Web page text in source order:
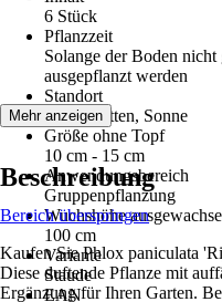
6 Stück
Pflanzzeit
Solange der Boden
ausgepflanzt werden
Standort
Halbschatten, Sonne
Größe ohne Topf
10 cm - 15 cm
Anwendungsbereich
Gruppenpflanzung
Wuchshöhe
100 cm
Variante
Staude
EAN
Mehr anzeigen
Beschreibung
Bereich überspringen
Kaufen Sie Phlox paniculata
Diese duftende Pflanze mit
Ergänzung für Ihren Garten.